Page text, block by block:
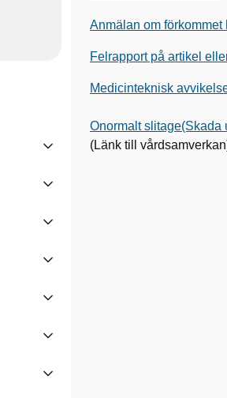
Anmälan om förkommet
Felrapport på artikel
Medicinteknisk
Onormalt slitage(Skada
(Länk till